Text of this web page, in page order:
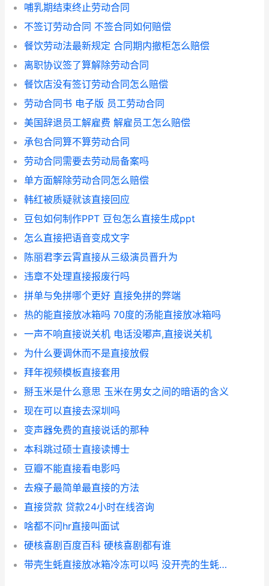
哺乳期结束终止劳动合同
不签订劳动合同 不签合同如何赔偿
餐饮劳动法最新规定 合同期内撤柜怎么赔偿
离职协议签了算解除劳动合同
餐饮店没有签订劳动合同怎么赔偿
劳动合同书 电子版 员工劳动合同
美国辞退员工解雇费 解雇员工怎么赔偿
承包合同算不算劳动合同
劳动合同需要去劳动局备案吗
单方面解除劳动合同怎么赔偿
韩红被质疑就该直接回应
豆包如何制作PPT 豆包怎么直接生成ppt
怎么直接把语音变成文字
陈丽君李云霄直接从三级演员晋升为
违章不处理直接报废行吗
拼单与免拼哪个更好 直接免拼的弊端
热的能直接放冰箱吗 70度的汤能直接放冰箱吗
一声不响直接说关机 电话没嘟声,直接说关机
为什么要调休而不是直接放假
拜年视频模板直接套用
掰玉米是什么意思 玉米在男女之间的暗语的含义
现在可以直接去深圳吗
变声器免费的直接说话的那种
本科跳过硕士直接读博士
豆瓣不能直接看电影吗
去瘊子最简单最直接的方法
直接贷款 贷款24小时在线咨询
啥都不问hr直接叫面试
硬核喜剧百度百科 硬核喜剧都有谁
带壳生蚝直接放冰箱冷冻可以吗 没开壳的生蚝直接冷冻